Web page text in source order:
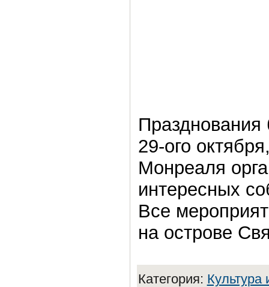
Празднования
29-ого
Монреаля
интересных
Все
на острове
Категория: Культура